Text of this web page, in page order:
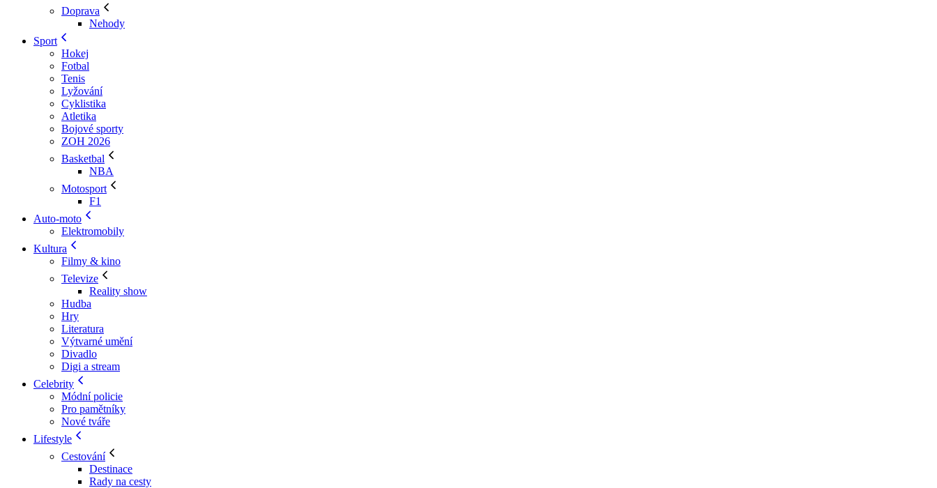
Doprava
Nehody
Sport
Hokej
Fotbal
Tenis
Lyžování
Cyklistika
Atletika
Bojové sporty
ZOH 2026
Basketbal
NBA
Motosport
F1
Auto-moto
Elektromobily
Kultura
Filmy & kino
Televize
Reality show
Hudba
Hry
Literatura
Výtvarné umění
Divadlo
Digi a stream
Celebrity
Módní policie
Pro pamětníky
Nové tváře
Lifestyle
Cestování
Destinace
Rady na cesty